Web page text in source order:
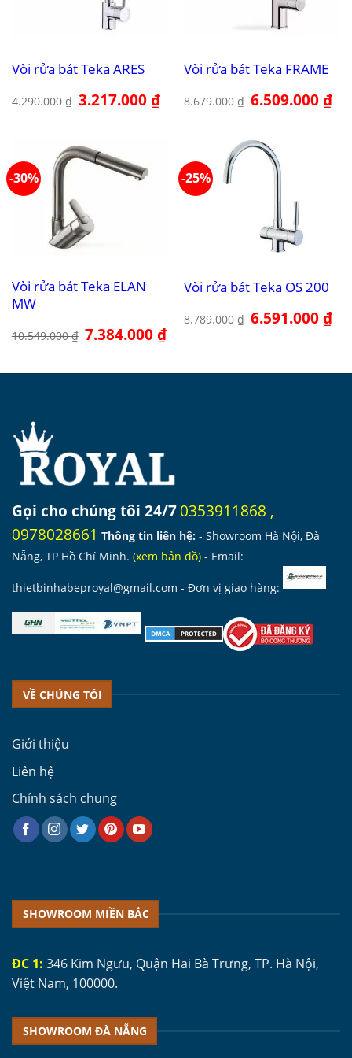
Vòi rửa bát Teka ARES
4.290.000₫ Giá
gốc
3.217.000₫Giá
hiện
Vòi rửa bát Teka FRAME
8.679.000₫ Giá
gốc
6.509.000₫Giá
-30%
Vòi rửa bát Teka ELAN
MW
10.549.000₫ Giá
gốc
7.384.000₫Giá
hiện
7.384.000 ₫.
-25%
Vòi rửa bát Teka OS 200
8.789.000₫ Giá
gốc
6.591.000₫Giá
Gọi cho chúng tôi 24/70353911868 ,
0978028661 Thông tin liên hệ: - Showroom Hà Nội, Đà
Nẵng, TP Hồ Chí Minh. (xem bản đồ) - Email:
thietbinhabeproyal@gmail.com - Đơn vị giao hàng:
VỀ CHÚNG TÔI
Giới thiệu
Liên hệ
Chính sách chung
SHOWROOM MIỀN BẮC
ĐC 1: 346 Kim Ngưu, Quận Hai Bà Trưng, TP. Hà Nội,
Việt Nam, 100000.
SHOWROOM ĐÀ NẴNG